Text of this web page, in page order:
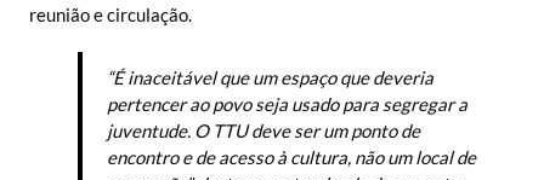
reunião e circulação.
“É inaceitável que um espaço que deveria
pertencer ao povo seja usado para segregar a
juventude. O TTU deve ser um ponto de
encontro e de acesso à cultura, não um local de